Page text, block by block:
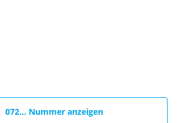
072... Nummer anzeigen